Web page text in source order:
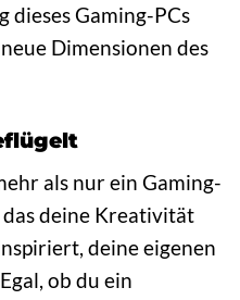
dieses Gaming-PCs
Dimensionen des
als nur ein Gaming-
das deine Kreativität
deine eigenen
ob du ein